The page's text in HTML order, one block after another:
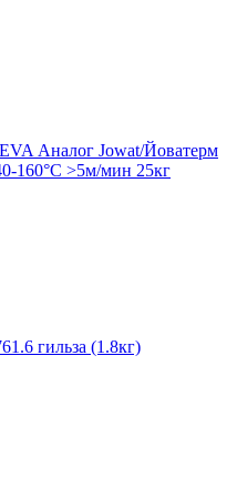
Аналог Jowat/Йоватерм
160°С >5м/мин 25кг
гильза (1.8кг)